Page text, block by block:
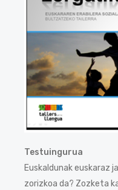
Testuingurua
Euskaldunak euskaraz
zorizkoa da? Zozketa